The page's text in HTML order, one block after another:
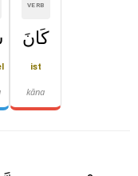
VERB
كَانَ
ist
kāna